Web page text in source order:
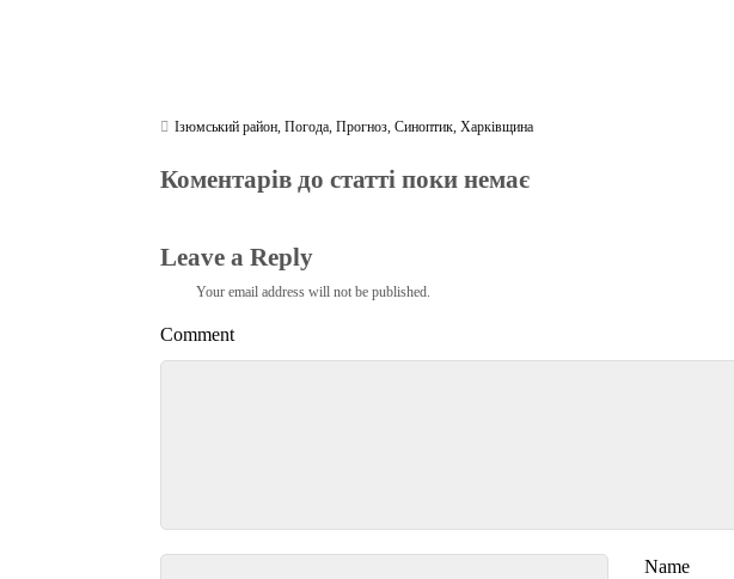
Ізюмський район ,Погода ,Прогноз ,Синоптик ,Харківщина
Коментарів до статті поки немає
Leave a Reply
Your email address will not be published.
Comment
Name